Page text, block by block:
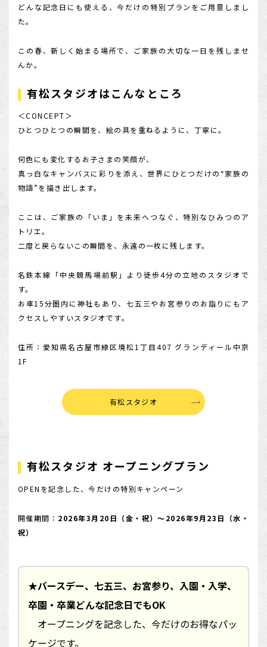
店舗を探す
どんな記念日にも使える、今だけの特別プランをご用意しまし
た。
この春、新しく始まる場所で、ご家族の大切な一日を残しませ
んか。
有松スタジオはこんなところ
＜CONCEPT＞
ひとつひとつの瞬間を、絵の具を重ねるように、丁寧に。
何色にも変化するお子さまの笑顔が、
真っ白なキャンバスに彩りを添え、世界にひとつだけの“家族の
物語”を描き出します。
ここは、ご家族の「いま」を未来へつなぐ、特別なひみつのア
トリエ。
二度と戻らないこの瞬間を、永遠の一枚に残します。
名鉄本線「中央競馬場前駅」より徒歩4分の立地のスタジオで
す。
お車15分圏内に神社もあり、七五三やお宮参りのお詣りにもア
クセスしやすいスタジオです。
住所：愛知県名古屋市緑区境松1丁目407 グランディール中京
1F
有松スタジオ
有松スタジオ オープニングプラン
OPENを記念した、今だけの特別キャンペーン
開催期間： 2026年3月20日（金・祝）〜2026年9月23日（水・
祝）
★バースデー、七五三、お宮参り、入園・入学、
卒園・卒業どんな記念日でもOK
オープニングを記念した、今だけのお得なパッ
ケージです。